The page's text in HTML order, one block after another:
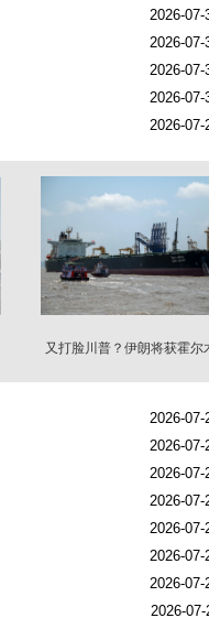
2026-07-
2026-07-
2026-07-
2026-07-
2026-07-
又打脸川普？伊朗将获霍尔
2026-07-
2026-07-
2026-07-
2026-07-
2026-07-
2026-07-
2026-07-
2026-